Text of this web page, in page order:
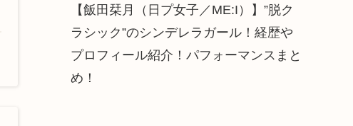
【飯田栞月（日プ女子／ME:I）】”脱ク
ラシック”のシンデレラガール！経歴や
プロフィール紹介！パフォーマンスまと
め！